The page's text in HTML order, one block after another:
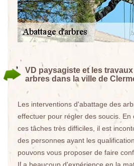
VD paysagiste et les
arbres dans la ville de
Les interventions d'abattage des
effectuer pour régler des soucis. En
ces tâches très difficiles, il est
des personnes ayant les
pouvons vous proposer de faire